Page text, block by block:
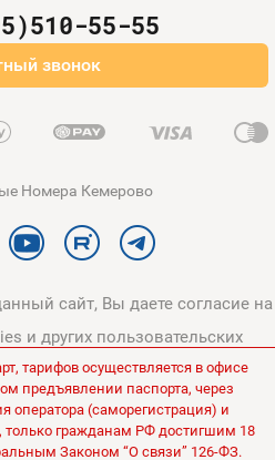
55-55
звонок
Номера Кемерово
сайт, Вы даете согласие на
и других пользовательских
конфиденциальности
персональных данных
указаны без НДС.
тарифов осуществляется в офисе
предъявлении паспорта, через
(саморегистрация) и
гражданам РФ достигшим 18
Законом “О связи” 126-ФЗ.